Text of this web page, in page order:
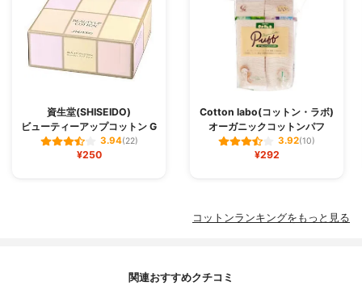
資生堂(SHISEIDO)
ビューティーアップコットン G
3.94(22)
¥250
Cotton labo(コットン・ラボ)
オーガニックコットンパフ
3.92(10)
¥292
コットンランキングをもっと見る
関連おすすめクチコミ